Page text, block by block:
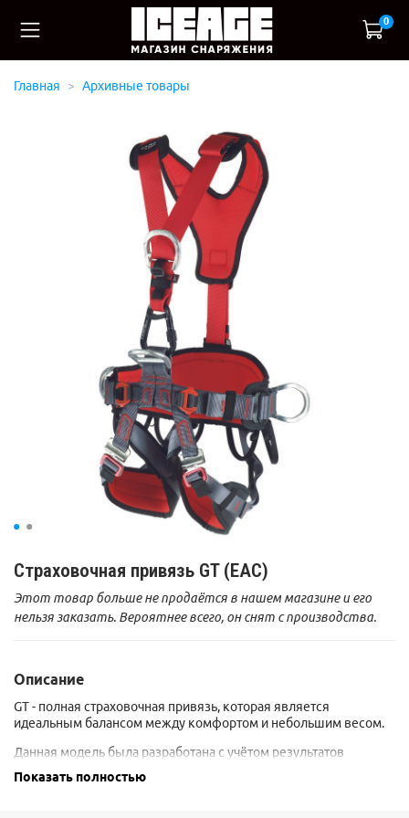
0
Главная Архивные товары
Страховочная привязь GT (EAC)
Этот товар больше не продаётся в нашем магазине и его
нельзя заказать. Вероятнее всего, он снят с производства.
Описание
GT - полная страховочная привязь, которая является
идеальным балансом между комфортом и небольшим весом.
Данная модель была разработана с учётом результатов
изучения самочувствия человека находящегося в
Показать полностью